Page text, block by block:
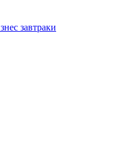
завтраки